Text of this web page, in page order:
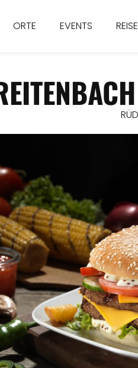
ORTE EVENTS